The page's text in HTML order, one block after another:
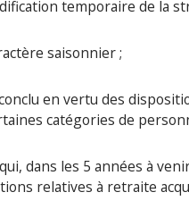
temporaire de la
saisonnier ;
en vertu des
catégories de
dans les 5 années à
relatives à retraite